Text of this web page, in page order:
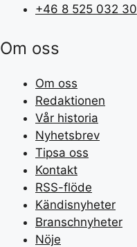
+46 8 525 032 30
Om oss
Om oss
Redaktionen
Vår historia
Nyhetsbrev
Tipsa oss
Kontakt
RSS-flöde
Kändisnyheter
Branschnyheter
Nöje